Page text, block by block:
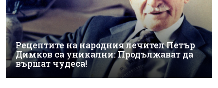
Рецептите на народния лечител Петър
Димков са уникални: Продължават да
вършат чудеса!